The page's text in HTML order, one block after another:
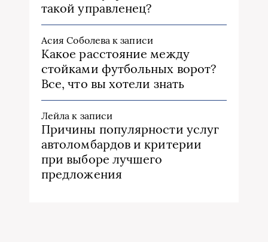
такой управленец?
Асия Соболева к записи
Какое расстояние между
стойками футбольных ворот?
Все, что вы хотели знать
Лейла к записи
Причины популярности услуг
автоломбардов и критерии
при выборе лучшего
предложения